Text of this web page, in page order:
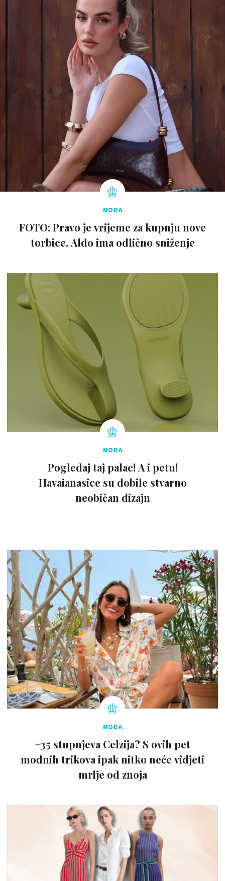
MODA
FOTO: Pravo je vrijeme za kupnju nove
torbice. Aldo ima odlično sniženje
MODA
Pogledaj taj palac! A i petu!
Havaianasice su dobile stvarno
neobičan dizajn
MODA
+35 stupnjeva Celzija? S ovih pet
modnih trikova ipak nitko neće vidjeti
mrlje od znoja